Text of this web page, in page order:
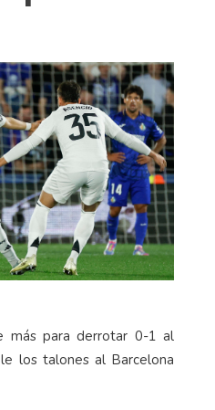
más para derrotar 0-1 al
los talones al Barcelona